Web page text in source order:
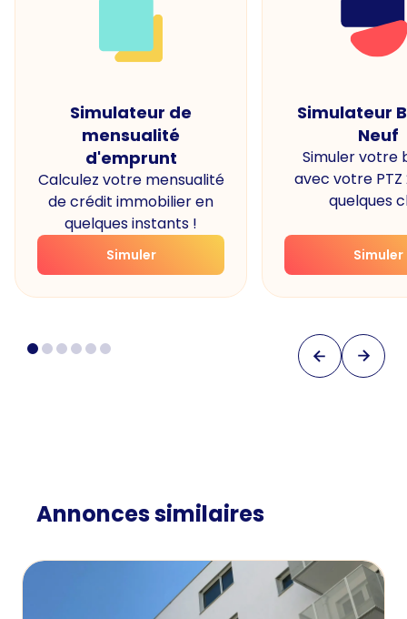
Simulateur de
mensualité
d'emprunt
Calculez votre mensualité
de crédit immobilier en
quelques instants !
Simuler
Simulateur
Neuf
Simuler votre
avec votre PTZ
quelques
Simuler
Annonces similaires